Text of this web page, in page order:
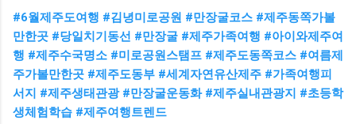
#6월제주도여행 #김녕미로공원 #만장굴코스 #제주동쪽가볼
만한곳 #당일치기동선 #만장굴 #제주가족여행 #아이와제주여
행 #제주수국명소 #미로공원스탬프 #제주도동쪽코스 #여름제
주가볼만한곳 #제주도동부 #세계자연유산제주 #가족여행피
서지 #제주생태관광 #만장굴운동화 #제주실내관광지 #초등학
생체험학습 #제주여행트렌드